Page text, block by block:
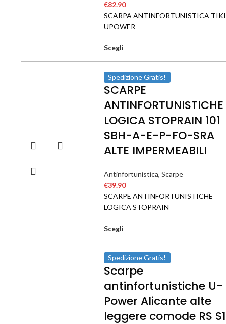
€82.90
SCARPA ANTINFORTUNISTICA TIKI
UPOWER
Scegli
Spedizione Gratis!
SCARPE
ANTINFORTUNISTICHE
LOGICA STOPRAIN 101
SBH-A-E-P-FO-SRA
ALTE IMPERMEABILI
Antinfortunistica, Scarpe
€39.90
SCARPE ANTINFORTUNISTICHE
LOGICA STOPRAIN
Scegli
Spedizione Gratis!
Scarpe
antinfortunistiche U-
Power Alicante alte
leggere comode RS